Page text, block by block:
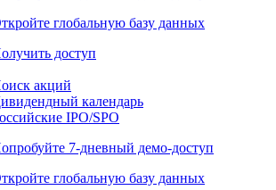
7-дневный
глобальную базу данных
доступ
акций
IPO/SPO